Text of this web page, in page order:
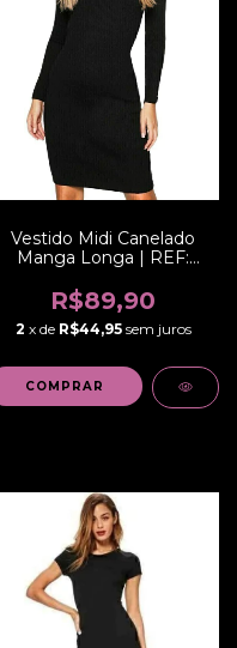
Vestido Midi Canelado
Manga Longa | REF:
R$89,90
2 x de R$44,95 sem juros
COMPRAR